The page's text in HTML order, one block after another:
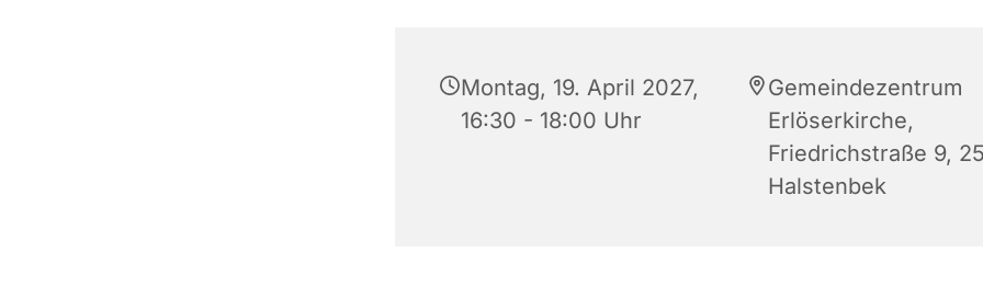
Montag, 19. April 2027,
16:30 - 18:00 Uhr
Gemeindezentrum
Erlöserkirche,
Friedrichstraße 9,
Halstenbek